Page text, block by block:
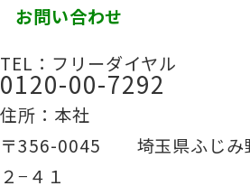
お問い合わせ
TEL：フリーダイヤル
0120-00-7292
住所：本社
〒356-0045 埼玉県ふじみ
２−４１